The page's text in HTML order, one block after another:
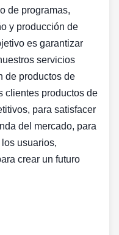
de programas,
y producción de
es garantizar
servicios
de productos de
clientes productos de
para satisfacer
del mercado, para
usuarios,
crear un futuro